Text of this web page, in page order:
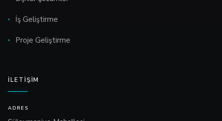
İş Geliştirme
Proje Geliştirme
İLETIŞIM
ADRES